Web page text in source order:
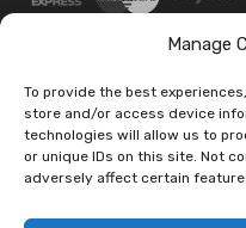
Manage
To provide the best
store and/or access device
technologies will allow us to
or unique IDs on this site. Not
adversely affect certain
SOCIAL